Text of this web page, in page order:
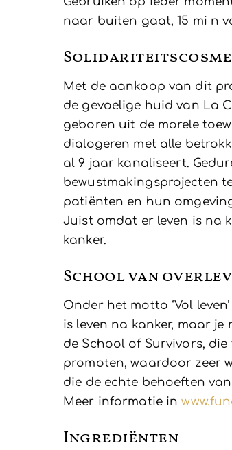
naar buiten gaat, 15 mi n
Met de aankoop van dit
de gevoelige huid van La
geboren uit de morele
dialogeren met alle
al 9 jaar kanaliseert.
bewustmakingsprojecten
patiënten en hun
Juist omdat er leven is na
kanker.
School van
Onder het motto ‘Vol
is leven na kanker, maar
de School of Survivors,
promoten, waardoor zeer
die de echte behoeften
Meer informatie in
Ingrediënten